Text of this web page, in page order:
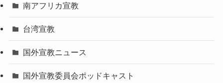
南アフリカ宣教
台湾宣教
国外宣教ニュース
国外宣教委員会ポッドキャスト